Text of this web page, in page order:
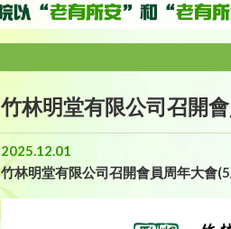
竹林明堂有限公司召開
2025.12.01
竹林明堂有限公司召開會員周年大會